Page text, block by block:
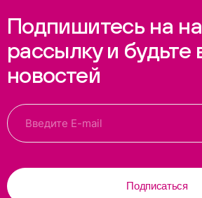
Подпишитесь на
рассылку и будьте
новостей
Подписаться